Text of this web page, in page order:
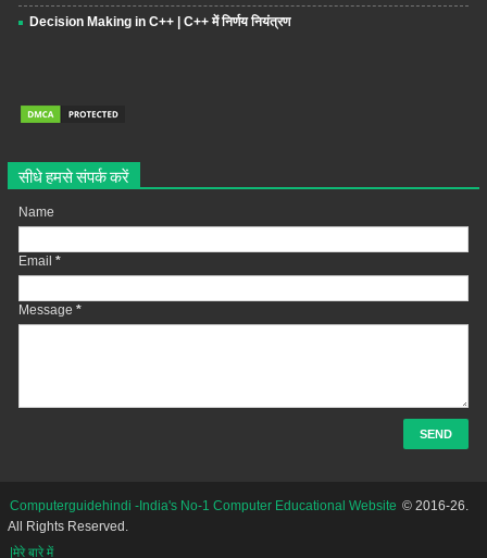
Decision Making in C++ | C++ में निर्णय नियंत्रण
सीधे हमसे संपर्क करें
Name
Email *
Message *
Computerguidehindi -India's No-1 Computer Educational Website © 2016-26.
All Rights Reserved.
|मेरे बारे में